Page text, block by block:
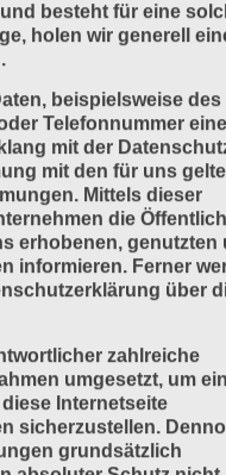
besteht für eine
holen wir generell
beispielsweise des
Telefonnummer
mit der
mit den für uns
Mittels dieser
die
erhobenen, genutzten
informieren. Ferner
über
zahlreiche
umgesetzt, um
Internetseite
sicherzustellen.
grundsätzlich